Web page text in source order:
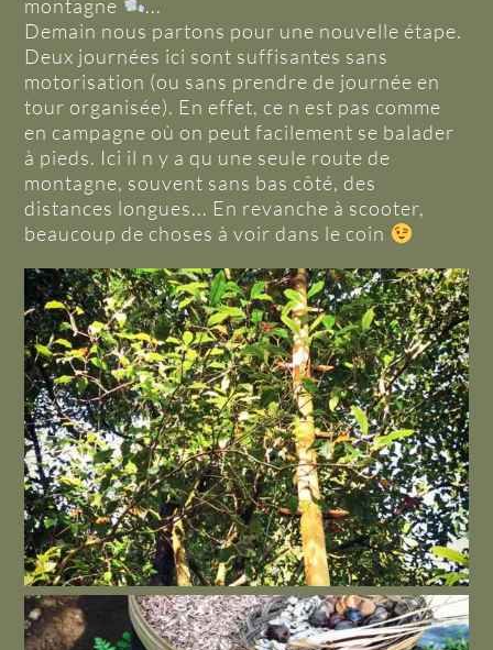
montagne
...
Demain nous partons pour une nouvelle étape.
Deux journées ici sont suffisantes sans
motorisation (ou sans prendre de journée en
tour organisée). En effet, ce n est pas comme
en campagne où on peut facilement se balader
à pieds. Ici il n y a qu une seule route de
montagne, souvent sans bas côté, des
distances longues... En revanche à scooter,
beaucoup de choses à voir dans le coin